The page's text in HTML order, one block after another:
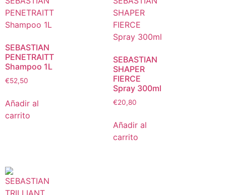
SEBASTIAN
PENETRAITT
Shampoo 1L
€52,50
Añadir al
carrito
SEBASTIAN
SHAPER
FIERCE
Spray 300ml
€20,80
Añadir al
carrito